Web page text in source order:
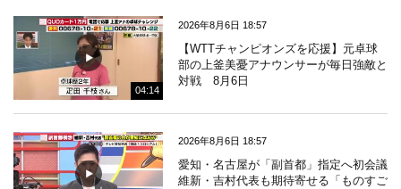
04:14
2026年8月6日 18:57
【WTTチャンピオンズを応援】元卓球
部の上釜美憂アナウンサーが毎日強敵と
対戦 8月6日
2026年8月6日 18:57
愛知・名古屋が「副首都」指定へ初会議
維新・吉村代表も期待寄せる「ものすご